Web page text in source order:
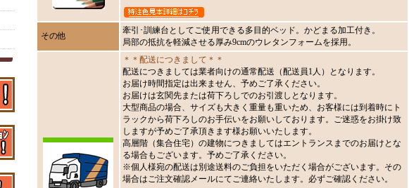
その他
牽引･訓練台としてご使用できる多目的ベッド。かどまる加工付き。
局部の抵抗を軽減させる厚み9cmのウレタンフォームを採用。
＊＊配送につきまして＊＊
配送につきましては業者向けの通常配送（配送員1人）となります。
お届け時間指定は出来ません、予めご了承ください。
お届けは玄関先または荷下ろしでのお引渡しとなります。
大型商品の場合、サイズも大きく重量も重いため、お客様には到着時にト
ラックから荷下ろしのお手伝いをお願いしております。ご迷惑をお掛け致
しますが予めご了承頂きます様お願いいたします。
高層階（集合住宅）の建物につきましてはエントランスまでのお届けとな
る場合もございます。予めご了承ください。
※個人様宛の配送は別途送料のご負担をいただく場合がございます。その
場合はご注文確認メールにてご連絡いたします。必ずご確認ください。